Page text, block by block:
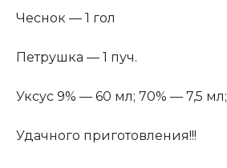
Чеснок — 1 гол
Петрушка — 1 пуч.
Уксус 9% — 60 мл; 70% — 7,5
Удачного приготовления!!!